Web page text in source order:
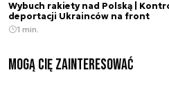
Wybuch rakiety nad Polską |
deportacji Ukrainców na front
1 min.
Mogą Cię zainteresować